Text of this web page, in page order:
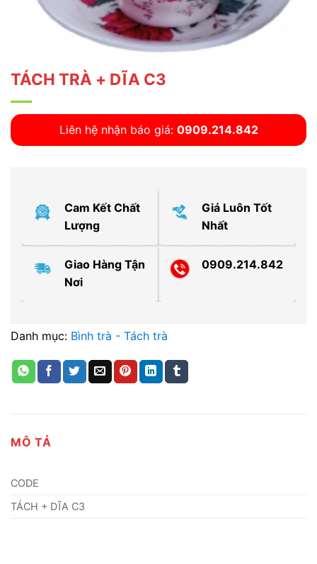
TÁCH TRÀ + DĨA C3
Liên hệ nhận báo giá: 0909.214.842
Cam Kết Chất
Lượng
Giá Luôn Tốt
Nhất
Giao Hàng Tận
Nơi
0909.214.842
Danh mục: Bình trà - Tách trà
MÔ TẢ
CODE
TÁCH + DĨA C3